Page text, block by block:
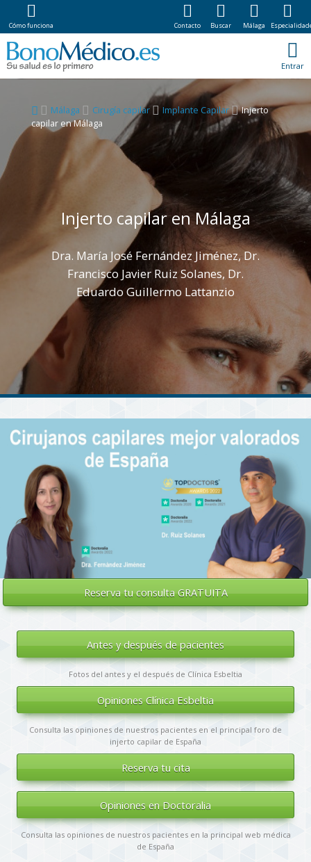
Entrar
Málaga Cirugía capilar Implante Capilar
Injerto
capilar en Málaga
Injerto capilar en Málaga
Dra. María José Fernández Jiménez, Dr.
Francisco Javier Ruiz Solanes, Dr.
Eduardo Guillermo Lattanzio
Reserva tuconsulta GRATUITA
Antes y después de pacientes
Fotos del antes y el después de Clínica Esbeltia
Opiniones Clínica Esbeltia
Consulta las opiniones de nuestros pacientes en el principal foro de
injerto capilar de España
Reserva tu cita
Opiniones en Doctoralia
Consulta las opiniones de nuestros pacientes en la principal web médica
de España
Cómo funciona Contacto Buscar Málaga